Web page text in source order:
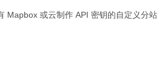
Mapbox 或云制作 API 密钥的自定义分站